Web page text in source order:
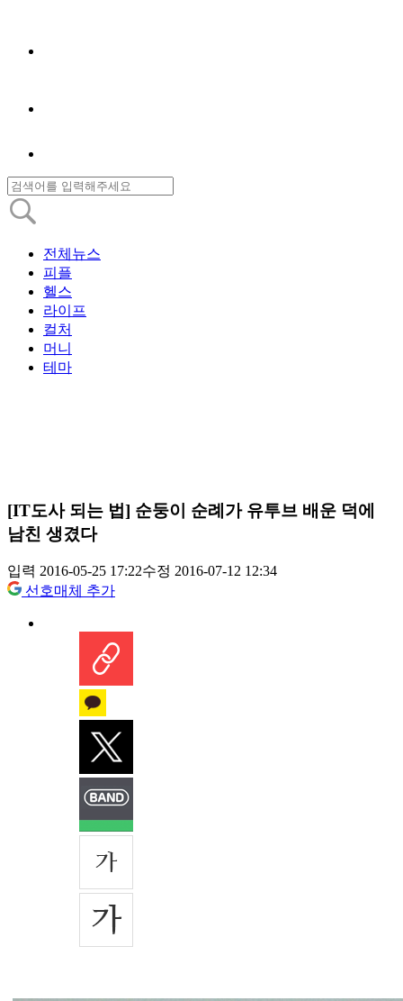
전체뉴스
피플
헬스
라이프
컬처
머니
테마
[IT도사 되는 법] 순둥이 순례가 유투브 배운 덕에
남친 생겼다
입력 2016-05-25 17:22수정 2016-07-12 12:34
선호매체 추가